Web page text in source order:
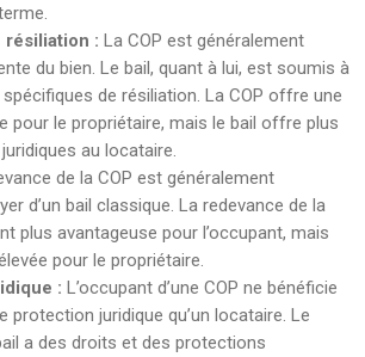
résiliation : La COP est généralement
du bien. Le bail, quant à lui, est soumis à
de résiliation. La COP offre une
pour le propriétaire, mais le bail offre plus
au locataire.
de la COP est généralement
d’un bail classique. La redevance de la
plus avantageuse pour l’occupant, mais
pour le propriétaire.
: L’occupant d’une COP ne bénéficie
protection juridique qu’un locataire. Le
a des droits et des protections